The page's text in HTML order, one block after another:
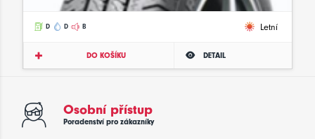
D D B Letní
DO KOŠÍKU DETAIL
Osobní přístup
Poradenství pro zákazníky